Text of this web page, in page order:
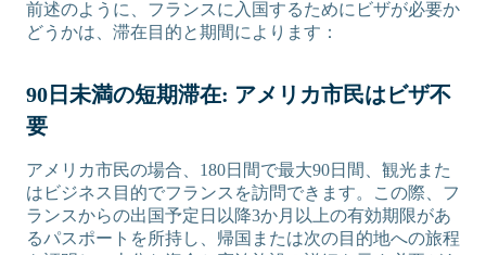
前述のように、フランスに入国するためにビザが必要か
どうかは、滞在目的と期間によります：
90日未満の短期滞在: アメリカ市民はビザ不
要
アメリカ市民の場合、180日間で最大90日間、観光また
はビジネス目的でフランスを訪問できます。この際、フ
ランスからの出国予定日以降3か月以上の有効期限があ
るパスポートを所持し、帰国または次の目的地への旅程